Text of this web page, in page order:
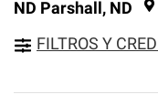
ND Parshall, ND
FILTROS Y